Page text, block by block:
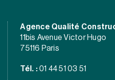
Agence Qualité
11bis Avenue Victor Hugo
75116 Paris
Tél. : 01 44 51 03 51